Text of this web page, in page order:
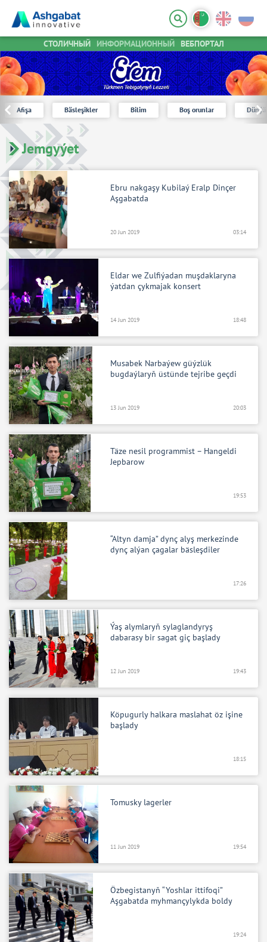
СТОЛИЧНЫЙ ИНФОРМАЦИОННЫЙ ВЕБПОРТАЛ
Afişa Bäsleşikler Bilim Boş orunlar
Jemgyýet
Ebru nakgaşy Kubilaý Eralp Dinçer
Aşgabatda
20 Jun 2019 03:14
Eldar we Zulfiýadan muşdaklaryna
ýatdan çykmajak konsert
14 Jun 2019 18:48
Musabek Narbaýew güýzlük
bugdaýlaryň üstünde tejribe geçdi
13 Jun 2019 20:03
Täze nesil programmist – Hangeldi
Jepbarow
19:53
“Altyn damja” dynç alyş merkezinde
dynç alýan çagalar bäsleşdiler
17:26
Ýaş alymlaryň sylaglandyryş
dabarasy bir sagat giç başlady
12 Jun 2019 19:43
Köpugurly halkara maslahat öz işine
başlady
18:15
Tomusky lagerler
11 Jun 2019 19:54
Özbegistanyň “Yoshlar ittifoqi”
Aşgabatda myhmançylykda boldy
19:24